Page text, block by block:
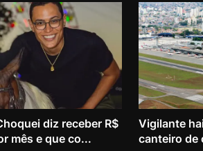
diz receber R$
mês e que co...
Vigilante
canteiro de